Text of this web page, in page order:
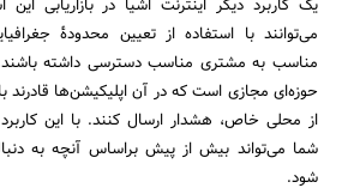
یک کاربرد دیگر اینترنت اشیا در بازاریابی
مناسب به مشتری مناسب دسترسی داشته باشند.
حوزه‌ای مجازی است که در آن اپلیکیشن‌ها قادرند
از محلی خاص، هشدار ارسال کنند. با این
شما می‌تواند بیش از پیش براساس آنچه به
شود.